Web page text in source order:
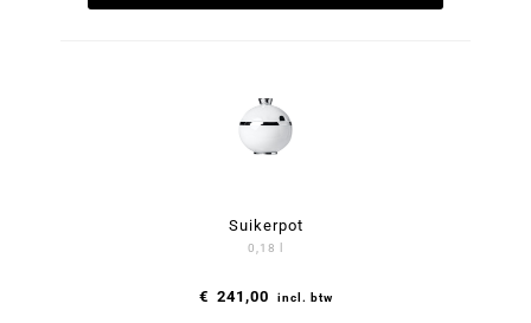
Suikerpot
0,18 l
€ 241,00 incl. btw